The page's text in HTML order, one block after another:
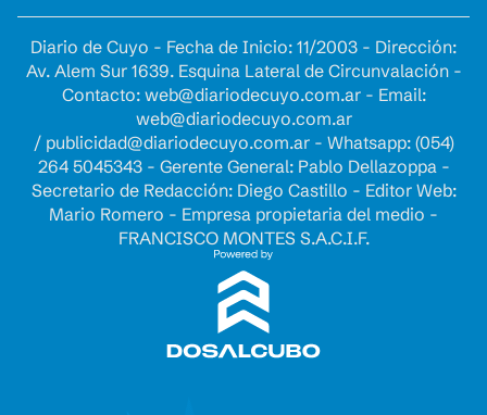
Diario de Cuyo - Fecha de Inicio: 11/2003 - Dirección:
Av. Alem Sur 1639. Esquina Lateral de Circunvalación -
Contacto: web@diariodecuyo.com.ar- Email:
web@diariodecuyo.com.ar
/ publicidad@diariodecuyo.com.ar- Whatsapp: (054)
264 5045343 - Gerente General: Pablo Dellazoppa -
Secretario de Redacción: Diego Castillo - Editor Web:
Mario Romero - Empresa propietaria del medio -
FRANCISCO MONTES S.A.C.I.F.